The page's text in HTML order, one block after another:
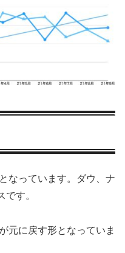
なっています。ダウ、ナ
す。
元に戻す形となっていま